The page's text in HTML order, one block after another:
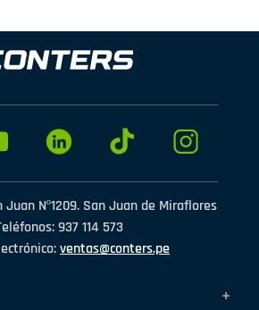
Juan Nº1209. San Juan de Miraflores
937 114 573
ventas@conters.pe
+